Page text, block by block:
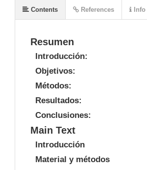
Resumen
Introducción:
Objetivos:
Métodos:
Resultados:
Conclusiones:
Main Text
Introducción
Material y métodos
Contents References Info